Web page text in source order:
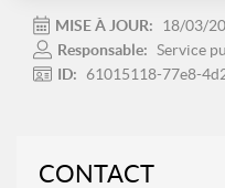
MISE À JOUR:
18/03/
Responsable: Service
ID:
61015118-77e8-
CONTACT